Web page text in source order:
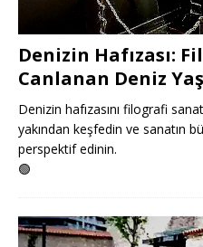
Denizin Hafızası:
Canlanan Deniz
Denizin hafızasını filografi
yakından keşfedin ve sanatın
perspektif edinin.
🟢